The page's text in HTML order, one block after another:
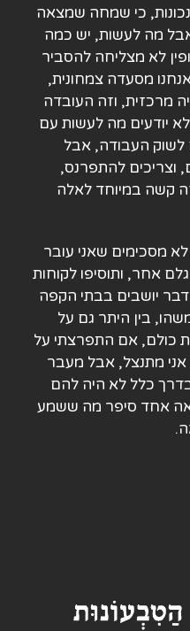
כי שמחה שמצאה
מה לעשות, יש כמה
לא מצליחה להסביר
מסעדה צמחונית,
מרכזית, וזה העובדה
יודעים מה לעשות עם
העבודה, אבל
וצריכים להתפרנס,
קשה במיוחד לאלה
מסכימים שאני עובר
אחר, ותוסיפו לקוחות
יושבים בבתי הקפה
בין היתר גם על
כולם, אם התפרצתי על
מתנצל, אבל מעבר
כלל לא היה להם
אחד סיפר מה ששמע